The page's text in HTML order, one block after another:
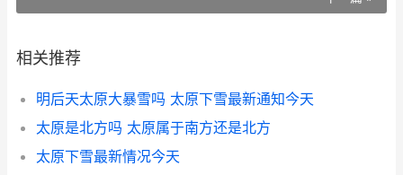
相关推荐
明后天太原大暴雪吗 太原下雪最新通知今天
太原是北方吗 太原属于南方还是北方
太原下雪最新情况今天